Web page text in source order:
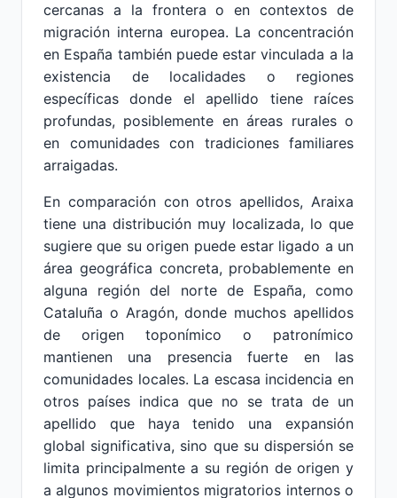
cercanas a la frontera o en contextos de
migración interna europea. La concentración
en España también puede estar vinculada a la
existencia de localidades o regiones
específicas donde el apellido tiene raíces
profundas, posiblemente en áreas rurales o
en comunidades con tradiciones familiares
arraigadas.
En comparación con otros apellidos, Araixa
tiene una distribución muy localizada, lo que
sugiere que su origen puede estar ligado a un
área geográfica concreta, probablemente en
alguna región del norte de España, como
Cataluña o Aragón, donde muchos apellidos
de origen toponímico o patronímico
mantienen una presencia fuerte en las
comunidades locales. La escasa incidencia en
otros países indica que no se trata de un
apellido que haya tenido una expansión
global significativa, sino que su dispersión se
limita principalmente a su región de origen y
a algunos movimientos migratorios internos o